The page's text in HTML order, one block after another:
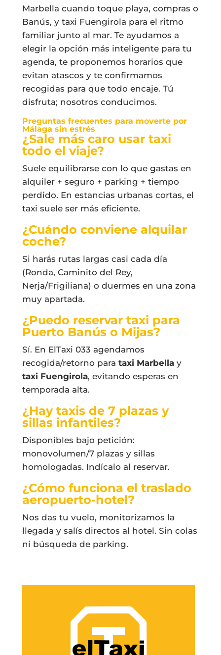
Marbella cuando toque playa, compras o
Banús, y taxi Fuengirola para el ritmo
familiar junto al mar. Te ayudamos a
elegir la opción más inteligente para tu
agenda, te proponemos horarios que
evitan atascos y te confirmamos
recogidas para que todo encaje. Tú
disfruta; nosotros conducimos.
Preguntas frecuentes para moverte por
Málaga sin estrés
¿Sale más caro usar taxi
todo el viaje?
Suele equilibrarse con lo que gastas en
alquiler + seguro + parking + tiempo
perdido. En estancias urbanas cortas, el
taxi suele ser más eficiente.
¿Cuándo conviene alquilar
coche?
Si harás rutas largas casi cada día
(Ronda, Caminito del Rey,
Nerja/Frigiliana) o duermes en una zona
muy apartada.
¿Puedo reservar taxi para
Puerto Banús o Mijas?
Sí. En ElTaxi 033 agendamos
recogida/retorno para taxi Marbellay
taxi Fuengirola, evitando esperas en
temporada alta.
¿Hay taxis de 7 plazas y
sillas infantiles?
Disponibles bajo petición:
monovolumen/7 plazas y sillas
homologadas. Indícalo al reservar.
¿Cómo funciona el traslado
aeropuerto-hotel?
Nos das tu vuelo, monitorizamos la
llegada y salís directos al hotel. Sin colas
ni búsqueda de parking.